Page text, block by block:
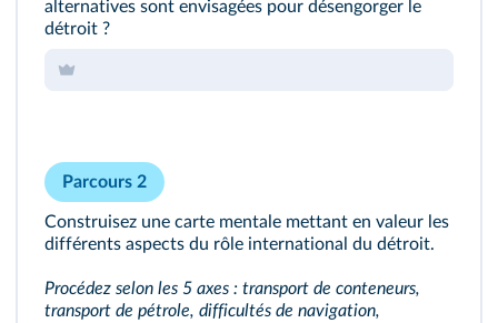
alternatives sont envisagées pour désengorger le
détroit ?
Parcours 2
Construisez une carte mentale mettant en valeur les
différents aspects du rôle international du détroit.
Procédez selon les 5 axes : transport de conteneurs,
transport de pétrole, difficultés de navigation,